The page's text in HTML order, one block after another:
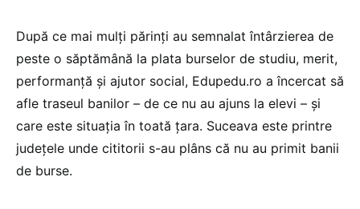
După ce mai mulți părinți au semnalat întârzierea de
peste o săptămână la plata burselor de studiu, merit,
performanță și ajutor social, Edupedu.ro a încercat să
afle traseul banilor – de ce nu au ajuns la elevi – și
care este situația în toată țara. Suceava este printre
județele unde cititorii s-au plâns că nu au primit banii
de burse.